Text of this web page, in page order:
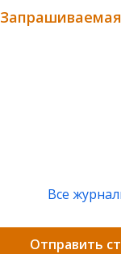
Все
Отправить